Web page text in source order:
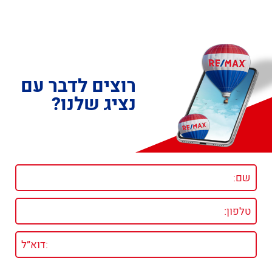
רוצים לדבר עם
נציג שלנו?